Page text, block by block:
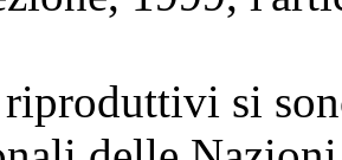
si